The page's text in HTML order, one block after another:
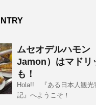
ムセオデルハモン
Jamon）はマドリ
も！
Hola!! 『ある日本人観光
記』へようこそ！